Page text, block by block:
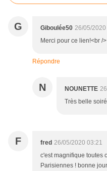
G Giboulée50 26/05/2020
Merci pour ce lien!<br /
Répondre
N NOUNETTE
Très belle
F fred 26/05/2020 03:21
c'est magnifique toutes
Parisiennes ! bonne